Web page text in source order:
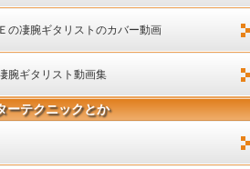
の凄腕ギタリストのカバー動画
腕ギタリスト動画集
ーテクニックとか